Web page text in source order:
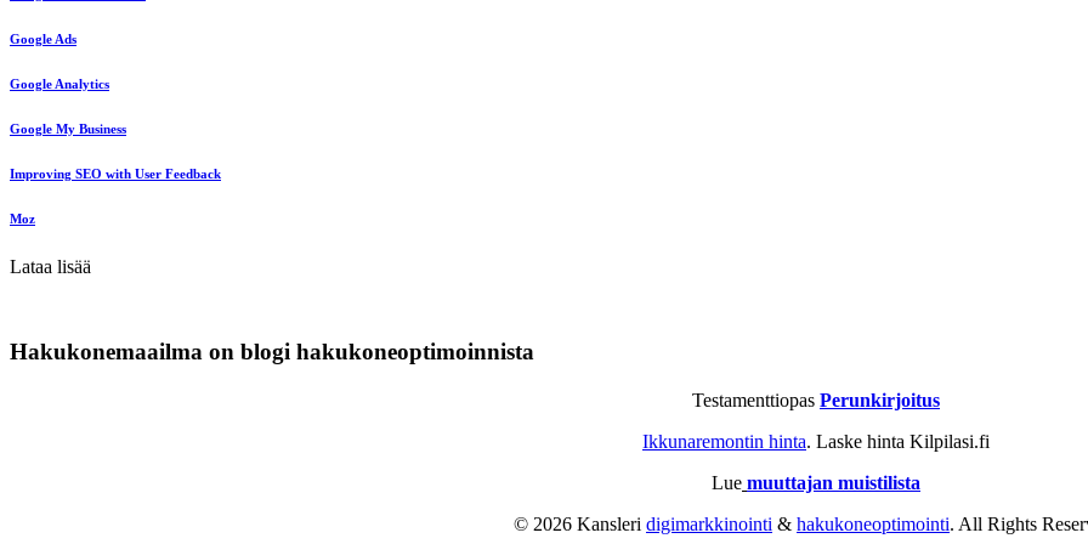
Google Ads
Google Analytics
Google My Business
Improving SEO with User Feedback
Moz
Lataa lisää
Hakukonemaailma on blogi hakukoneoptimoinnista
Testamenttiopas Perunkirjoitus
Ikkunaremontin hinta. Laske hinta Kilpilasi.fi
Lue muuttajan muistilista
© 2026 Kansleri digimarkkinointi & hakukoneoptimointi. All Rights